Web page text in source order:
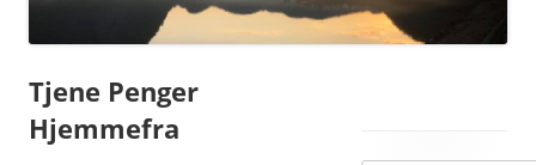
Tjene Penger
Hjemmefra